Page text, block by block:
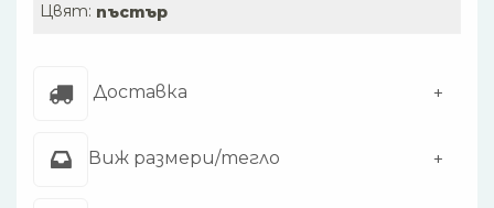
Цвят: пъстър
Доставка
Виж размери/тегло